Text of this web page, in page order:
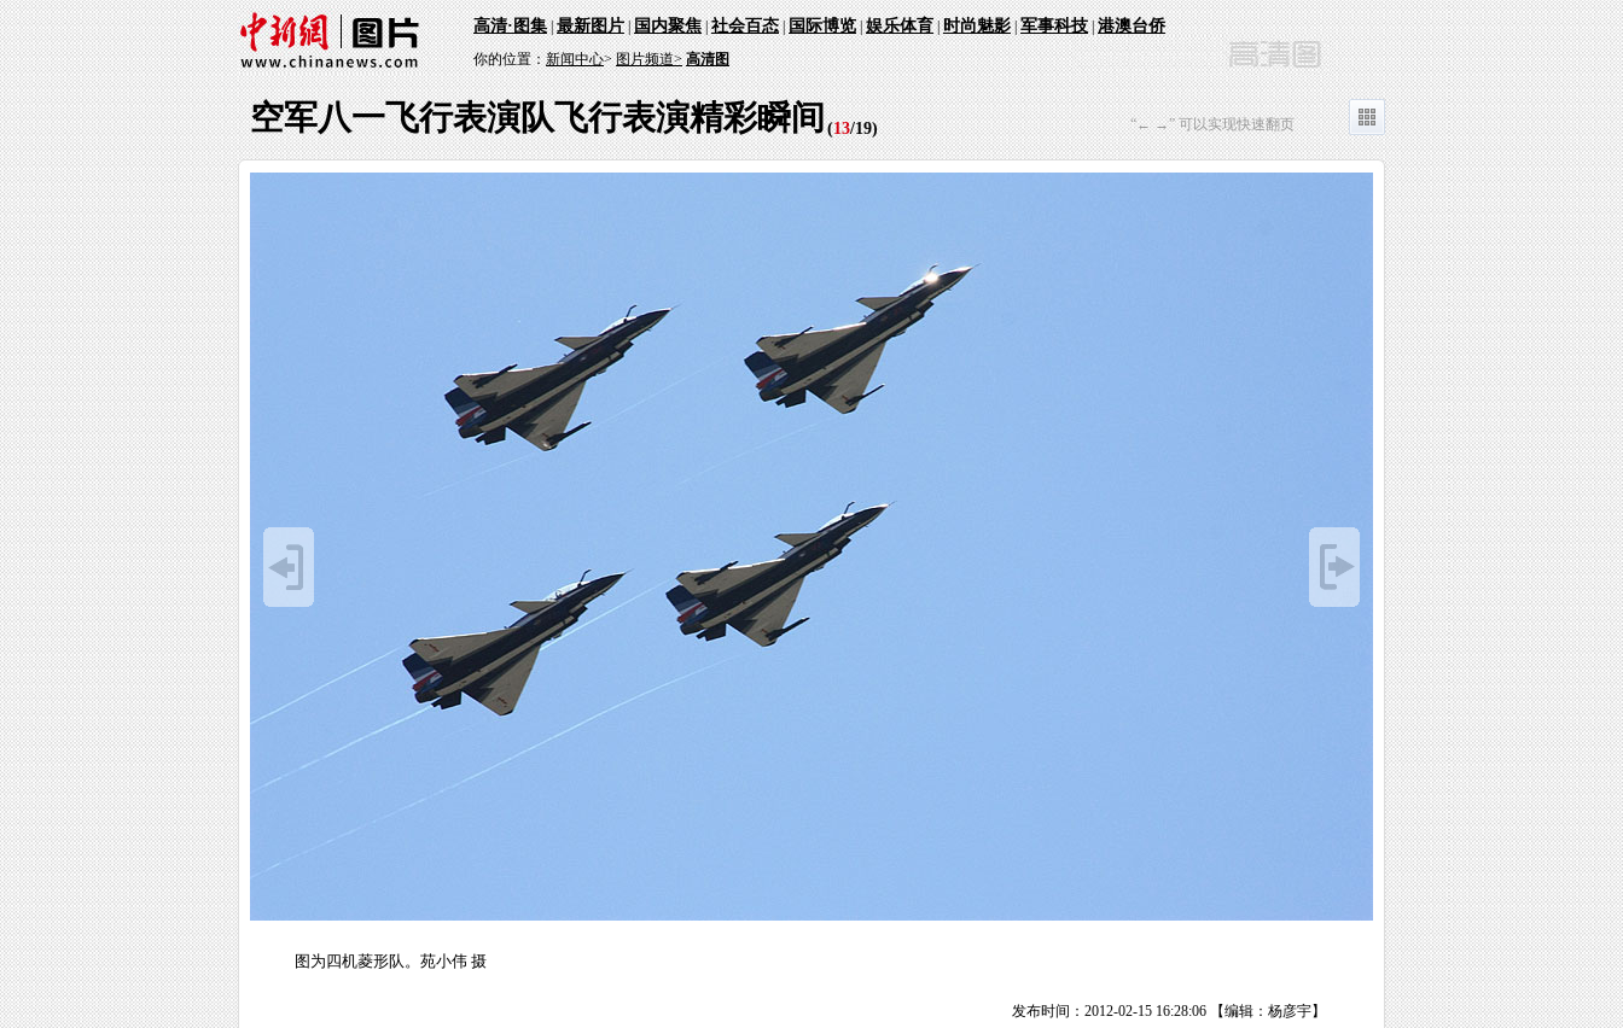
高清·图集|最新图片|国内聚焦|社会百态|国际博览|娱乐体育|时尚魅影|军事科技|港澳台侨
你的位置：新闻中心>图片频道> 高清图
空军八一飞行表演队飞行表演精彩瞬间(13/19) “← →” 可以实现快速翻页
图为四机菱形队。苑小伟 摄
发布时间：2012-02-15 16:28:06 【编辑：杨彦宇】